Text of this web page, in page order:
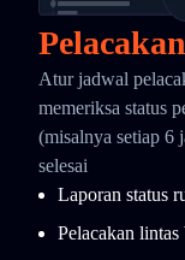
Atur jadwal
memeriksa status
(misalnya setiap 6
selesai
Laporan status
Pelacakan lintas